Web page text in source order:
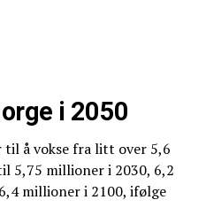
i 2050
å vokse fra litt over 5,6
5,75 millioner i 2030, 6,2
millioner i 2100, ifølge